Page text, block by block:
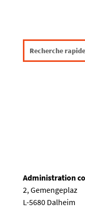
Administration
2, Gemengeplaz
L-5680 Dalheim